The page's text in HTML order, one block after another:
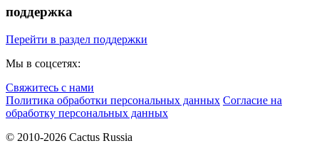
поддержка
Перейти в раздел поддержки
Мы в соцсетях:
Свяжитесь с нами
Политика обработки персональных данных Согласие на
обработку персональных данных
© 2010-2026 Cactus Russia